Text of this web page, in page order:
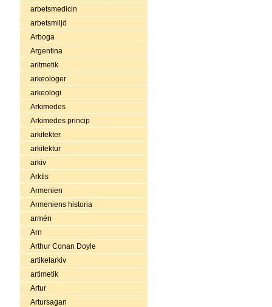
arbetsmedicin
arbetsmiljö
Arboga
Argentina
aritmetik
arkeologer
arkeologi
Arkimedes
Arkimedes princip
arkitekter
arkitektur
arkiv
Arktis
Armenien
Armeniens historia
armén
Arn
Arthur Conan Doyle
artikelarkiv
artimetik
Artur
Artursagan